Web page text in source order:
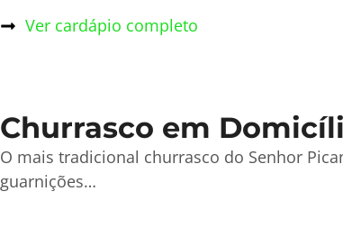
Ver cardápio completo
Churrasco em
O mais tradicional churrasco do Senhor
guarnições…